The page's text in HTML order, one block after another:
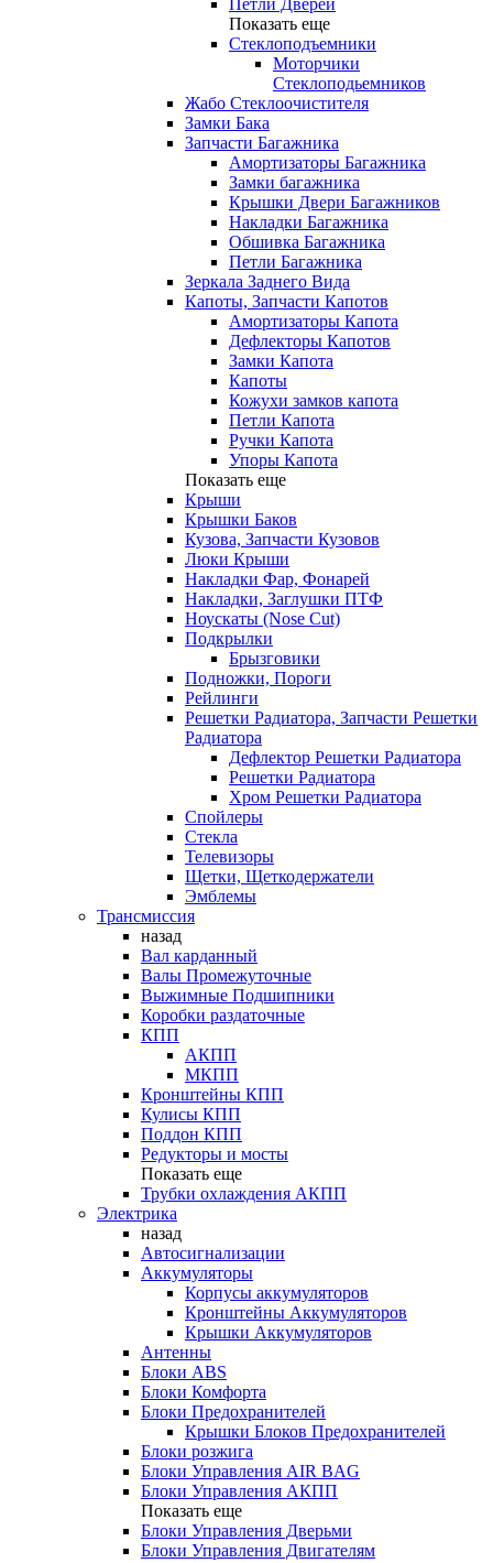
Петли Дверей
Показать еще
Стеклоподъемники
Моторчики
Стеклоподьемников
Жабо Стеклоочистителя
Замки Бака
Запчасти Багажника
Амортизаторы Багажника
Замки багажника
Крышки Двери Багажников
Накладки Багажника
Обшивка Багажника
Петли Багажника
Зеркала Заднего Вида
Капоты, Запчасти Капотов
Амортизаторы Капота
Дефлекторы Капотов
Замки Капота
Капоты
Кожухи замков капота
Петли Капота
Ручки Капота
Упоры Капота
Показать еще
Крыши
Крышки Баков
Кузова, Запчасти Кузовов
Люки Крыши
Накладки Фар, Фонарей
Накладки, Заглушки ПТФ
Ноускаты (Nose Cut)
Подкрылки
Брызговики
Подножки, Пороги
Рейлинги
Решетки Радиатора, Запчасти Решетки
Радиатора
Дефлектор Решетки Радиатора
Решетки Радиатора
Хром Решетки Радиатора
Спойлеры
Стекла
Телевизоры
Щетки, Щеткодержатели
Эмблемы
Трансмиссия
назад
Вал карданный
Валы Промежуточные
Выжимные Подшипники
Коробки раздаточные
КПП
АКПП
МКПП
Кронштейны КПП
Кулисы КПП
Поддон КПП
Редукторы и мосты
Показать еще
Трубки охлаждения АКПП
Электрика
назад
Автосигнализации
Аккумуляторы
Корпусы аккумуляторов
Кронштейны Аккумуляторов
Крышки Аккумуляторов
Антенны
Блоки ABS
Блоки Комфорта
Блоки Предохранителей
Крышки Блоков Предохранителей
Блоки розжига
Блоки Управления AIR BAG
Блоки Управления АКПП
Показать еще
Блоки Управления Дверьми
Блоки Управления Двигателям